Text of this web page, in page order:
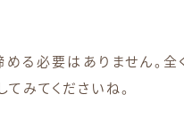
る必要はありません。
みてくださいね。